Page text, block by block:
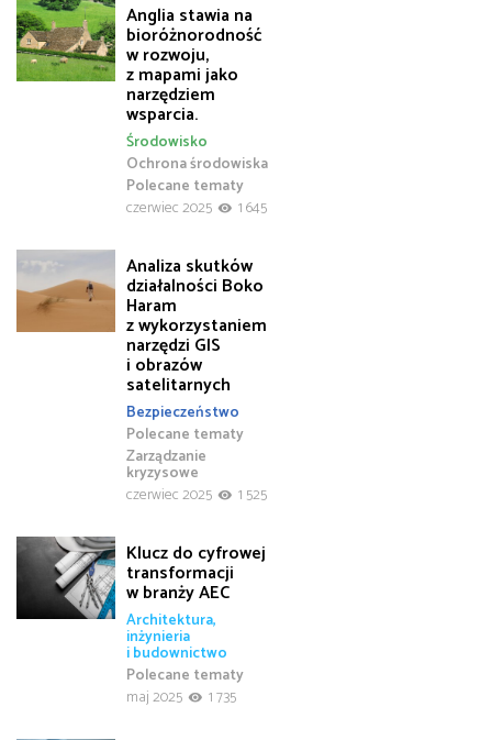
Anglia stawia na
bioróżnorodność
w rozwoju,
z mapami jako
narzędziem
wsparcia.
Ochrona środowiska
Polecane tematy
Środowisko
czerwiec 2025 1 645
Analiza skutków
działalności Boko
Haram
z wykorzystaniem
narzędzi GIS
i obrazów
satelitarnych
Bezpieczeństwo
Polecane tematy
Zarządzanie
kryzysowe
czerwiec 2025
1 525
Klucz do cyfrowej
transformacji
w branży AEC
Architektura,
inżynieria
i budownictwo
Polecane tematy
maj 2025
1 735